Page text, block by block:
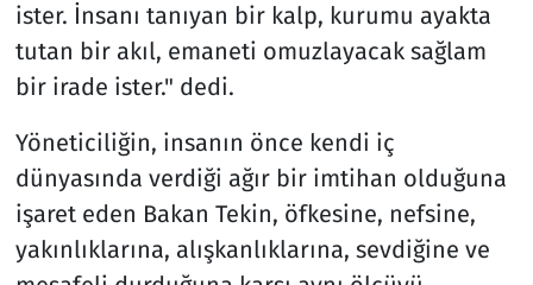
ister. İnsanı tanıyan bir kalp, kurumu ayakta
tutan bir akıl, emaneti omuzlayacak sağlam
bir irade ister." dedi.
Yöneticiliğin, insanın önce kendi iç
dünyasında verdiği ağır bir imtihan olduğuna
işaret eden Bakan Tekin, öfkesine, nefsine,
yakınlıklarına, alışkanlıklarına, sevdiğine ve